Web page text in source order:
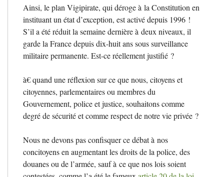
Ainsi, le plan Vigipirate, qui déroge à la Constitution en
instituant un état d’exception, est activé depuis 1996 !
S’il a été réduit la semaine dernière à deux niveaux, il
garde la France depuis dix-huit ans sous surveillance
militaire permanente. Est-ce réellement justifié ?
à€ quand une réflexion sur ce que nous, citoyens et
citoyennes, parlementaires ou membres du
Gouvernement, police et justice, souhaitons comme
degré de sécurité et comme respect de notre vie privée ?
Nous ne devons pas confisquer ce débat à nos
concitoyens en augmentant les droits de la police, des
douanes ou de l’armée, sauf à ce que nos lois soient